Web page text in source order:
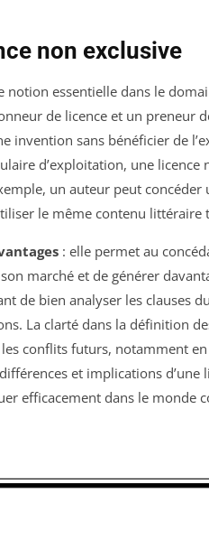
non exclusive
notion essentielle dans le
de licence et un preneur
invention sans bénéficier de
d’exploitation, une
un auteur peut concéder
le même contenu littéraire
: elle permet au
marché et de générer
de bien analyser les clauses
La clarté dans la définition
conflits futurs, notamment
et implications
efficacement dans le monde